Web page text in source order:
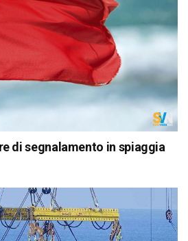
di segnalamento in spiaggia